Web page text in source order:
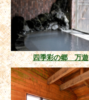
四季彩の郷 万遊